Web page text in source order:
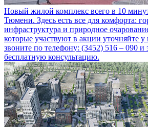
Новый жилой комплекс всего в 10
Тюмени. Здесь есть все для комфорта:
инфраструктура и природное
которые участвуют в акции уточняйте
звоните по телефону: (3452) 516 – 090 и
бесплатную консультацию.